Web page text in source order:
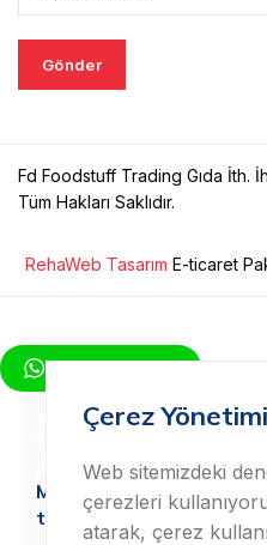
Fd Foodstuff Trading Gıda İth.
Tüm Hakları Saklıdır.
RehaWeb Tasarım E-ticaret
Çerez Yönetimi
Web sitemizdeki
çerezleri
atarak, çerez
WhatsApp Yaz
Merhaba!
Online
temsilcisini seçin..